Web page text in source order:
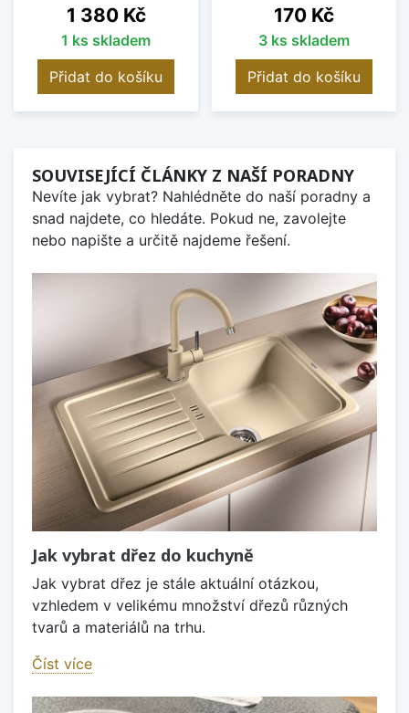
Cena
1 380 Kč
1 ks skladem
Přidat do košíku
Cena
170 Kč
3 ks skladem
Přidat do košíku
SOUVISEJÍCÍ ČLÁNKY Z NAŠÍ PORADNY
Nevíte jak vybrat? Nahlédněte do naší poradny a
snad najdete, co hledáte. Pokud ne, zavolejte
nebo napište a určitě najdeme řešení.
Jak vybrat dřez do kuchyně
Jak vybrat dřez je stále aktuální otázkou,
vzhledem v velikému množství dřezů různých
tvarů a materiálů na trhu.
Číst více